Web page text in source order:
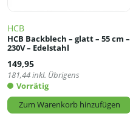
HCB
HCB Backblech – glatt – 55 cm –
230V – Edelstahl
149,95
181,44inkl. Übrigens
Vorrätig
Zum Warenkorb hinzufügen